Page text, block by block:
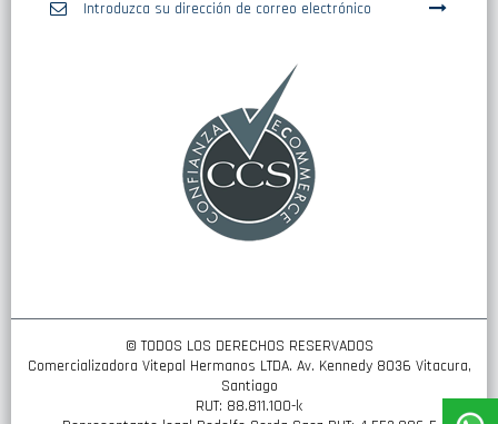
© TODOS LOS DERECHOS RESERVADOS
Comercializadora Vitepal Hermanos LTDA. Av. Kennedy 8036 Vitacura,
Santiago
RUT: 88.811.100-k